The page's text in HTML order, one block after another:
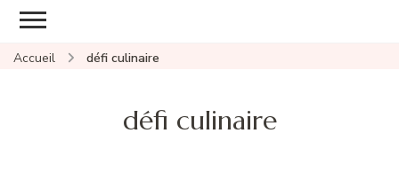
Accueil défi culinaire
défi culinaire